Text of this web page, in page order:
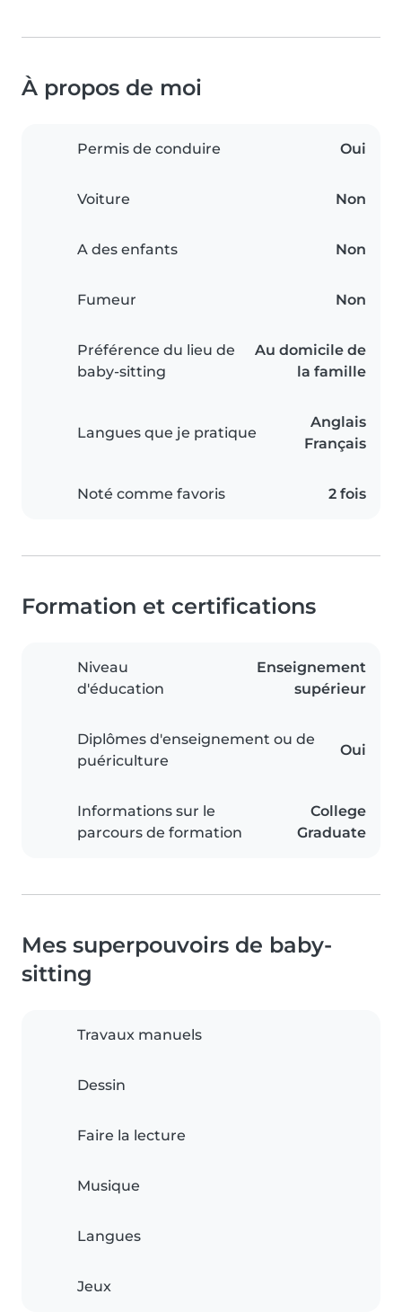
À propos de moi
Permis de conduire Oui
Voiture Non
A des enfants Non
Fumeur Non
Préférence du lieu de
baby-sitting
Au domicile de
la famille
Langues que je pratique
Anglais
Français
Noté comme favoris 2 fois
Formation et certifications
Niveau
d'éducation
Enseignement
supérieur
Diplômes d'enseignement ou de
puériculture
Oui
Informations sur le
parcours de formation
College
Graduate
Mes superpouvoirs de baby-
sitting
Travaux manuels
Dessin
Faire la lecture
Musique
Langues
Jeux